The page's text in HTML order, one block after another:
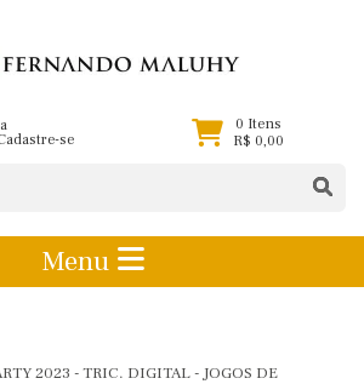
se
0 Itens
R$ 0,00
Menu
2023 - TRIC. DIGITAL - JOGOS DE